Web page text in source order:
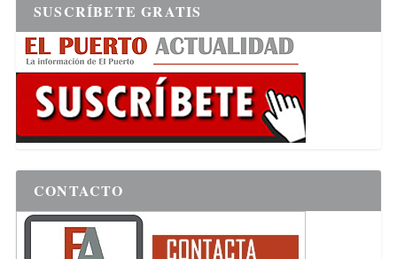
SUSCRÍBETE GRATIS
CONTACTO